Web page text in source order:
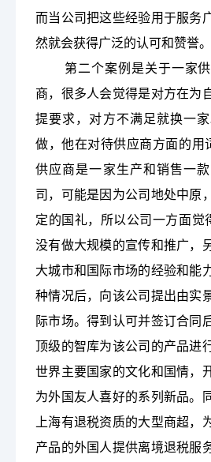
而当公司把这些经验用于服务
然就会获得广泛的认可和赞誉。
第二个案例是关于一家
商，很多人会觉得是对方在为
提要求，对方不满足就换一
做，他在对待供应商方面的用
供应商是一家生产和销售一
司，可能是因为公司地处中原
定的国礼，所以公司一方面觉
没有做大规模的宣传和推广，
大城市和国际市场的经验和能
种情况后，向该公司提出由实
际市场。得到认可并签订合同
顶级的智库为该公司的产品进
世界主要国家的文化和国情，
为外国友人喜好的系列新品。
上海有退税资质的大型商超，
产品的外国人提供离境退税服